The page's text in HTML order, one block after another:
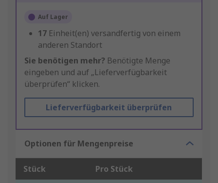
Auf Lager
17 Einheit(en) versandfertig von einem
anderen Standort
Sie benötigen mehr? Benötigte Menge
eingeben und auf „Lieferverfügbarkeit
überprüfen“ klicken.
Lieferverfügbarkeit überprüfen
Optionen für Mengenpreise
Stück Pro Stück